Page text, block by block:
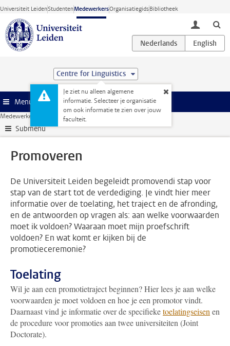
Ga direct naar de inhoud
Universiteit LeidenStudentenMedewerkersOrganisatiegidsBibliotheek
toggle
Centre for Linguistics
Je ziet nu alleen algemene
informatie. Selecteer je organisatie
om ook informatie te zien over jouw
faculteit.
Menu
Medewerkerswebsite Onderzoek
Submenu
Promoveren
De Universiteit Leiden begeleidt promovendi stap voor
stap van de start tot de verdediging. Je vindt hier meer
informatie over de toelating, het traject en de afronding,
en de antwoorden op vragen als: aan welke voorwaarden
moet ik voldoen? Waaraan moet mijn proefschrift
voldoen? En wat komt er kijken bij de
promotieceremonie?
Toelating
Wil je aan een promotietraject beginnen? Hier lees je aan welke
voorwaarden je moet voldoen en hoe je een promotor vindt.
Daarnaast vind je informatie over de specifieketoelatingseisen en
de procedure voor promoties aan twee universiteiten (Joint
Doctorate).